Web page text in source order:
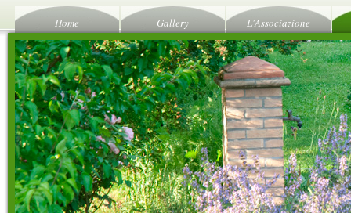
Home Gallery L'Associazione